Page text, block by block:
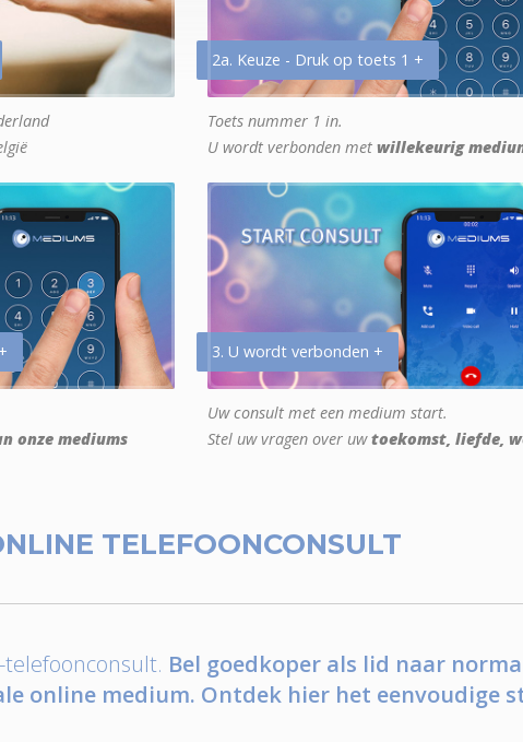
2a. Keuze - Druk op toets 1 +
Toets nummer 1 in.
U wordt verbonden met willekeurig
onze mediums
3. U wordt verbonden +
Uw consult met een medium start.
Stel uw vragen over uwtoekomst, liefde,
TELEFOONCONSULT
-telefoonconsult. Bel goedkoper als lid naar
online medium. Ontdek hier het eenvoudige